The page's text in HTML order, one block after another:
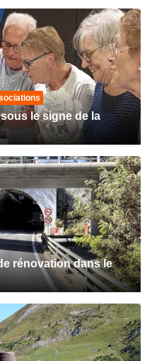
le signe de la
rénovation dans le